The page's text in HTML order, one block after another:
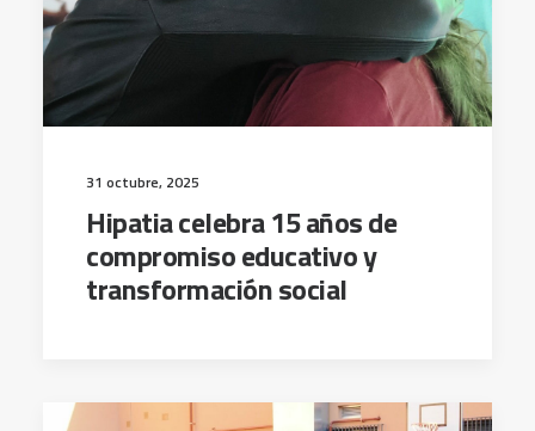
31 octubre, 2025
Hipatia celebra 15 años de
compromiso educativo y
transformación social